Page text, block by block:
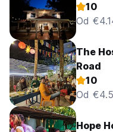
10
Od
The
Road
10
Od
Hope